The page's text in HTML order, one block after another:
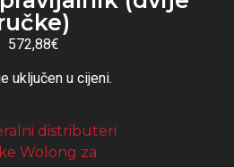
572,88€
uključen u cijeni.